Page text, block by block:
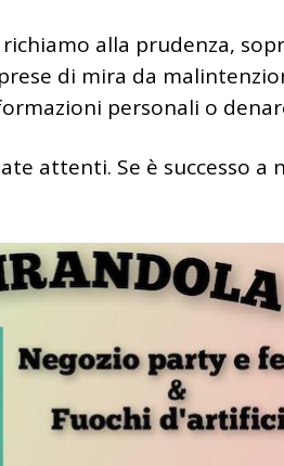
richiamo alla prudenza,
di mira da
personali o
attenti. Se è successo